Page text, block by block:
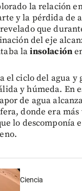
la relación
y la pérdida de
que
del eje
lainsolación
el ciclo del agua y
y húmeda. En
de agua
donde era
lo descomponía
Ciencia